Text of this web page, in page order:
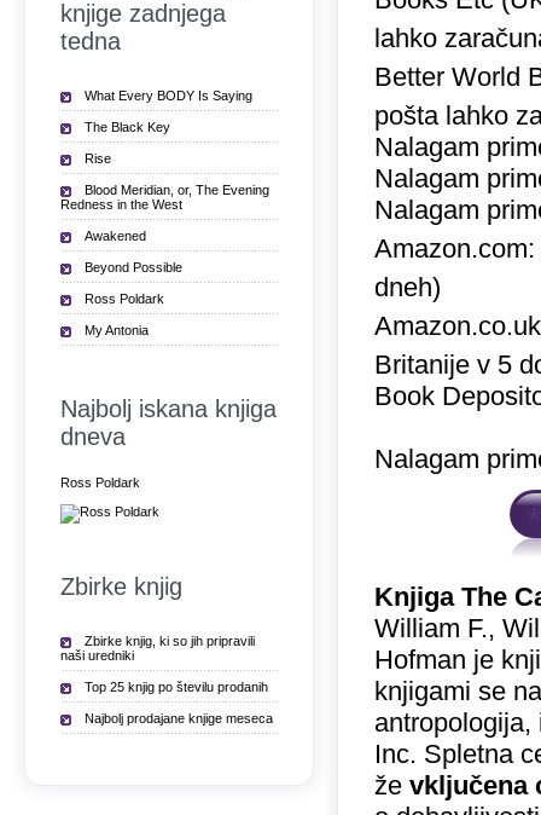
lahko
Better World
pošta lahko
Nalagam
Nalagam
Nalagam
Amazon.com:
dneh)
Britanije v 5
Book
Nalagam
Knjiga The
William F.,
Hofman je
knjigami se
Inc. Spletna
že vključena
knjige zadnjega
tedna
What Every BODY Is Saying
The Black Key
Rise
Blood Meridian, or, The Evening
Redness in the West
Awakened
Beyond Possible
Ross Poldark
My Antonia
Najbolj iskana knjiga
dneva
Ross Poldark
Zbirke knjig
Zbirke knjig, ki so jih pripravili
naši uredniki
Top 25 knjig po številu prodanih
Najbolj prodajane knjige meseca